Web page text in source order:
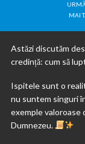
MAI
Astăzi discutăm
credință: cum să
Ispitele sunt o
nu suntem singuri
exemple valoroase
Dumnezeu.